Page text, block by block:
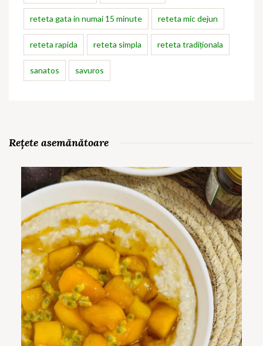
reteta gata in numai 15 minute reteta mic dejun
reteta rapida reteta simpla reteta tradiționala
sanatos savuros
Rețete asemănătoare